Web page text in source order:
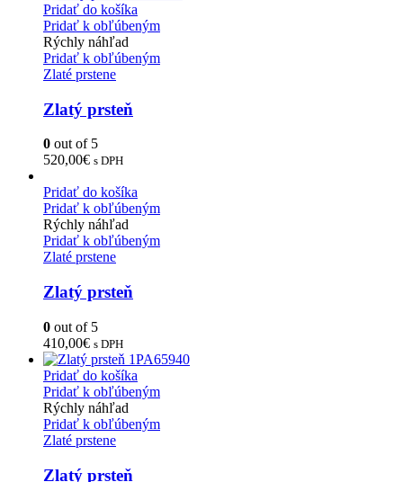
Pridať do košíka
Pridať k obľúbeným
Rýchly náhľad
Pridať k obľúbeným
Zlaté prstene
Zlatý prsteň
0 out of 5
520,00€ s DPH
Pridať do košíka
Pridať k obľúbeným
Rýchly náhľad
Pridať k obľúbeným
Zlaté prstene
Zlatý prsteň
0 out of 5
410,00€ s DPH
Pridať do košíka
Pridať k obľúbeným
Rýchly náhľad
Pridať k obľúbeným
Zlaté prstene
Zlatý prsteň